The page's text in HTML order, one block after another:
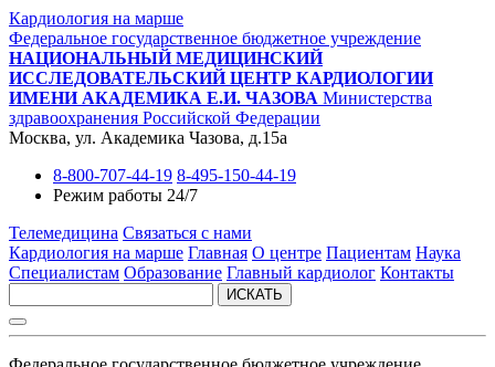
Кардиология на марше
Федеральное государственное бюджетное учреждение
НАЦИОНАЛЬНЫЙ МЕДИЦИНСКИЙ
ИССЛЕДОВАТЕЛЬСКИЙ ЦЕНТР КАРДИОЛОГИИ
ИМЕНИ АКАДЕМИКА Е.И. ЧАЗОВА Министерства
здравоохранения Российской Федерации
Москва, ул. Академика Чазова, д.15а
8-800-707-44-19 8-495-150-44-19
Режим работы 24/7
Телемедицина Связаться с нами
Кардиология на марше Главная О центре Пациентам Наука
Специалистам Образование Главный кардиолог Контакты
ИСКАТЬ